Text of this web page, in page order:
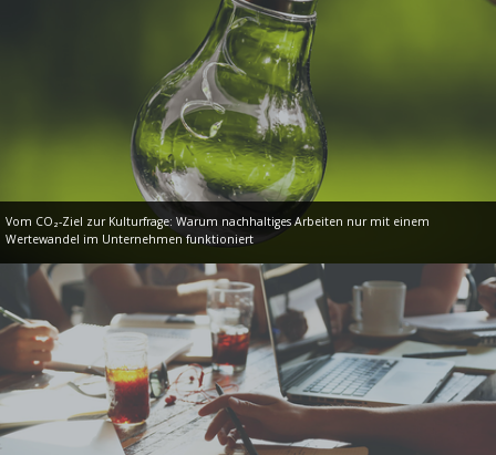
Vom CO₂-Ziel zur Kulturfrage: Warum nachhaltiges Arbeiten nur mit einem
Wertewandel im Unternehmen funktioniert